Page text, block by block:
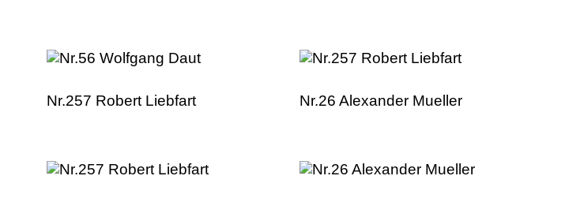
Nr.257 Robert Liebfart Nr.26 Alexander Mueller